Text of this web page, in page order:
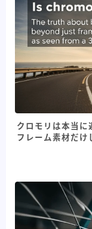
クロモリは本当に
フレーム素材だけ